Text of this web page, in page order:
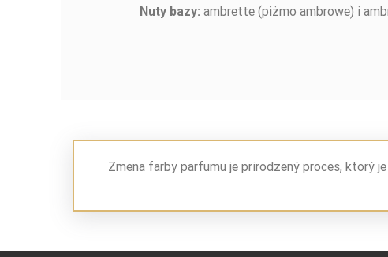
Nuty bazy: ambrette (piżmo ambrowe) i
Zmena farby parfumu je prirodzený proces, ktorý